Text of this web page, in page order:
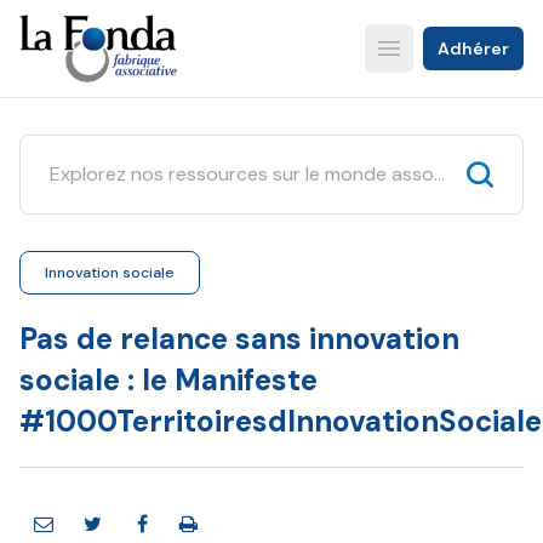
Aller
au
contenu
principal
Open main menu
Adhérer
Innovation sociale
Pas de relance sans innovation
sociale : le Manifeste
#1000TerritoiresdInnovationSociale